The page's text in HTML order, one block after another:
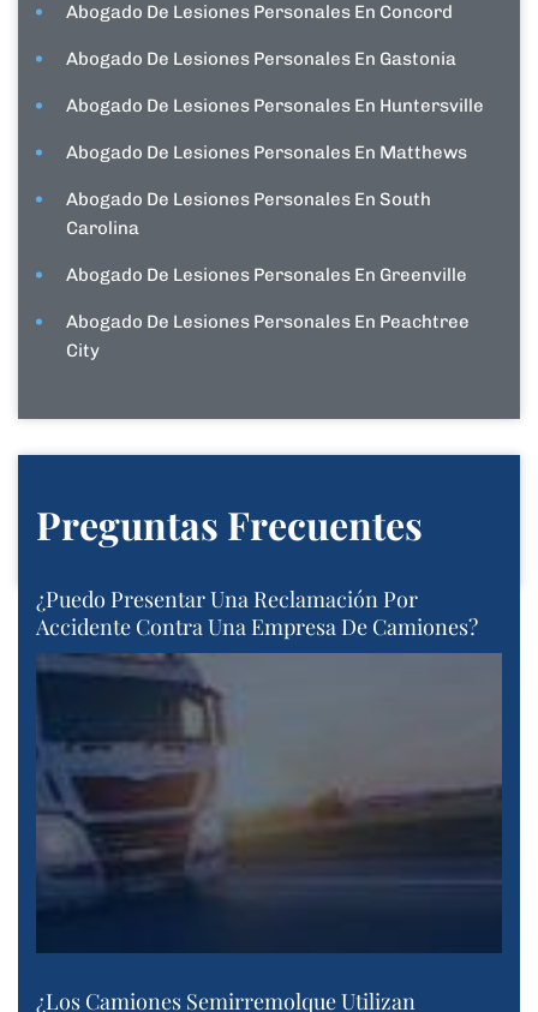
Abogado De Lesiones Personales En Concord
Abogado De Lesiones Personales En Gastonia
Abogado De Lesiones Personales En Huntersville
Abogado De Lesiones Personales En Matthews
Abogado De Lesiones Personales En South
Carolina
Abogado De Lesiones Personales En Greenville
Abogado De Lesiones Personales En Peachtree
City
Preguntas Frecuentes
¿Puedo Presentar Una Reclamación Por
Accidente Contra Una Empresa De Camiones?
¿Los Camiones Semirremolque Utilizan